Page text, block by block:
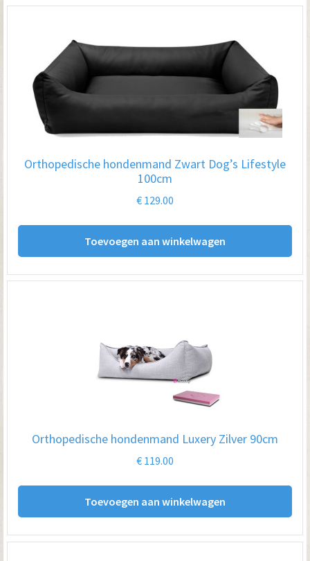
Orthopedische hondenmand Zwart Dog’s Lifestyle
100cm
€ 129.00
Toevoegen aan winkelwagen
Orthopedische hondenmand Luxery Zilver 90cm
€ 119.00
Toevoegen aan winkelwagen